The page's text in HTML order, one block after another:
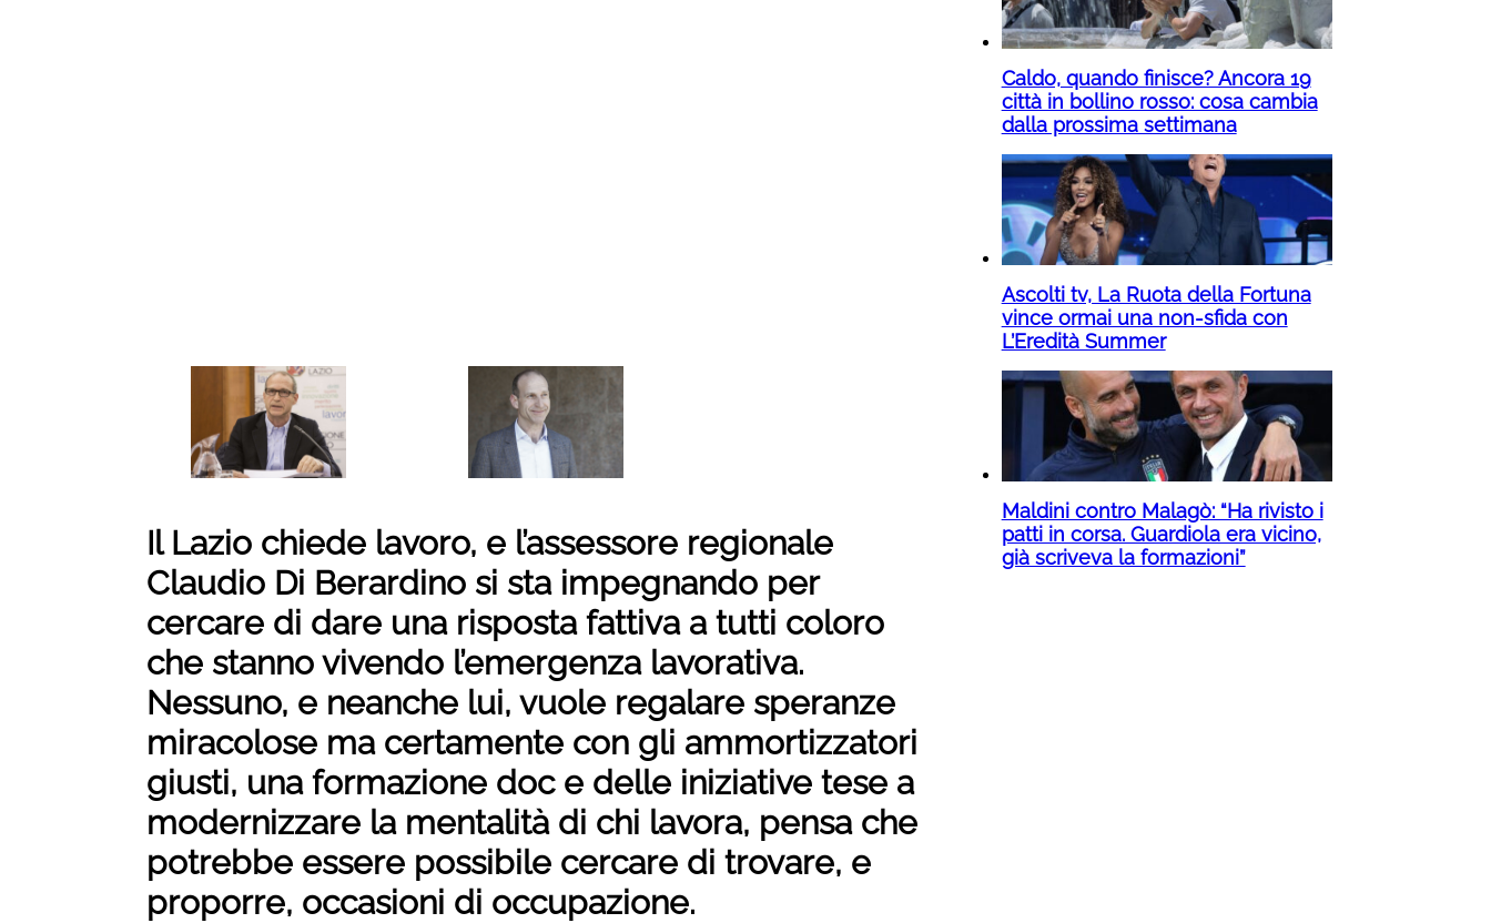
Il Lazio chiede lavoro, e l’assessore regionale
Claudio Di Berardino si sta impegnando per
cercare di dare una risposta fattiva a tutti coloro
che stanno vivendo l’emergenza lavorativa.
Nessuno, e neanche lui, vuole regalare speranze
miracolose ma certamente con gli ammortizzatori
giusti, una formazione doc e delle iniziative tese a
modernizzare la mentalità di chi lavora, pensa che
potrebbe essere possibile cercare di trovare, e
proporre, occasioni di occupazione.
Caldo, quando finisce? Ancora 19
città in bollino rosso: cosa cambia
dalla prossima settimana
Ascolti tv, La Ruota della Fortuna
vince ormai una non-sfida con
L’Eredità Summer
Maldini contro Malagò: “Ha rivisto i
patti in corsa. Guardiola era vicino,
già scriveva la formazioni”